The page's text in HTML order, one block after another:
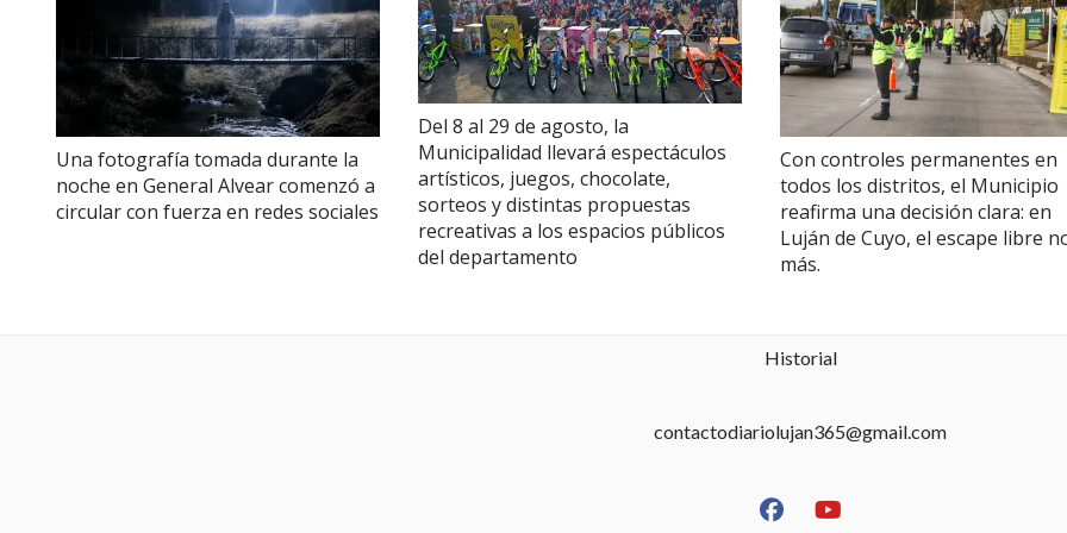
Una fotografía tomada durante la
noche en General Alvear comenzó a
circular con fuerza en redes sociales
Del 8 al 29 de agosto, la
Municipalidad llevará espectáculos
artísticos, juegos, chocolate,
sorteos y distintas propuestas
recreativas a los espacios públicos
del departamento
Con controles permanentes en
todos los distritos, el Municipio
reafirma una decisión clara: en
Luján de Cuyo, el escape libre
más.
Historial
contactodiariolujan365@gmail.com